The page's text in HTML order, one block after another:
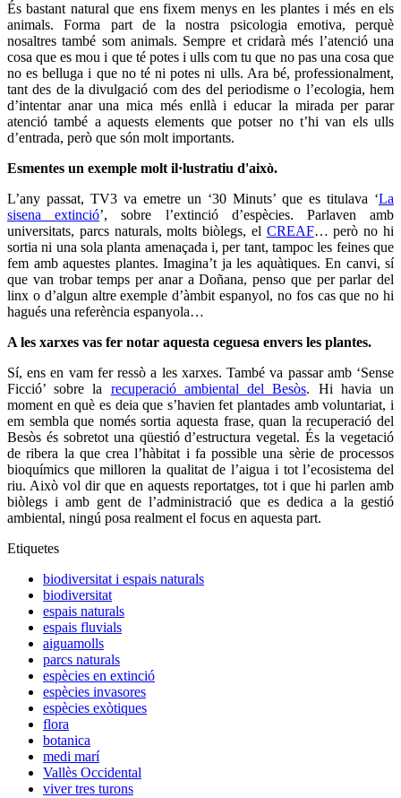
És bastant natural que ens fixem menys en les plantes i més en els
animals. Forma part de la nostra psicologia emotiva, perquè
nosaltres també som animals. Sempre et cridarà més l’atenció una
cosa que es mou i que té potes i ulls com tu que no pas una cosa que
no es belluga i que no té ni potes ni ulls. Ara bé, professionalment,
tant des de la divulgació com des del periodisme o l’ecologia, hem
d’intentar anar una mica més enllà i educar la mirada per parar
atenció també a aquests elements que potser no t’hi van els ulls
d’entrada, però que són molt importants.
Esmentes un exemple molt il·lustratiu d'això.
L’any passat, TV3 va emetre un ‘30 Minuts’ que es titulava ‘La
sisena extinció’, sobre l’extinció d’espècies. Parlaven amb
universitats, parcs naturals, molts biòlegs, el CREAF… però no hi
sortia ni una sola planta amenaçada i, per tant, tampoc les feines que
fem amb aquestes plantes. Imagina’t ja les aquàtiques. En canvi, sí
que van trobar temps per anar a Doñana, penso que per parlar del
linx o d’algun altre exemple d’àmbit espanyol, no fos cas que no hi
hagués una referència espanyola…
A les xarxes vas fer notar aquesta ceguesa envers les plantes.
Sí, ens en vam fer ressò a les xarxes. També va passar amb ‘Sense
Ficció’ sobre la recuperació ambiental del Besòs. Hi havia un
moment en què es deia que s’havien fet plantades amb voluntariat, i
em sembla que només sortia aquesta frase, quan la recuperació del
Besòs és sobretot una qüestió d’estructura vegetal. És la vegetació
de ribera la que crea l’hàbitat i fa possible una sèrie de processos
bioquímics que milloren la qualitat de l’aigua i tot l’ecosistema del
riu. Això vol dir que en aquests reportatges, tot i que hi parlen amb
biòlegs i amb gent de l’administració que es dedica a la gestió
ambiental, ningú posa realment el focus en aquesta part.
Etiquetes
biodiversitat i espais naturals
biodiversitat
espais naturals
espais fluvials
aiguamolls
parcs naturals
espècies en extinció
espècies invasores
espècies exòtiques
flora
botanica
medi marí
Vallès Occidental
viver tres turons